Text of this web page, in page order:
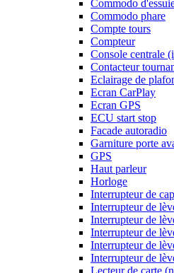
Commodo
Commodo phare
Compte tours
Compteur
Console centrale
Contacteur
Eclairage de
Ecran CarPlay
Ecran GPS
ECU start stop
Facade autoradio
Garniture porte
GPS
Haut parleur
Horloge
Interrupteur de
Interrupteur de
Interrupteur de
Interrupteur de
Interrupteur de
Interrupteur de
Lecteur de carte